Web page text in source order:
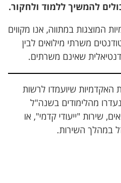
להמשיך ללמוד ולחקור.
המוצגות במתווה, אנו מקווים
משרתי מילואים לבין
שאינם משרתים.
שיועמדו לרשות
מהלימודים בשנה"ל
שירות "ייעודי קדמי", או
במהלך השירות.